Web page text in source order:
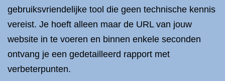
gebruiksvriendelijke tool die geen technische kennis
vereist. Je hoeft alleen maar de URL van jouw
website in te voeren en binnen enkele seconden
ontvang je een gedetailleerd rapport met
verbeterpunten.